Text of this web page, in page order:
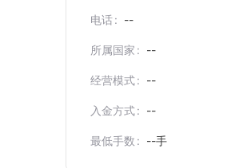
电话 --
所属国家 --
经营模式 --
入金方式 --
最低手数 --手